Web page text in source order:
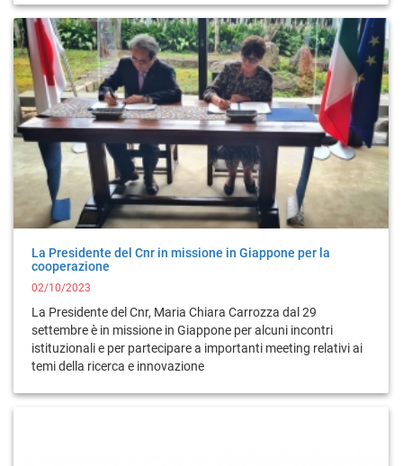
La Presidente del Cnr in missione in Giappone per la
cooperazione
02/10/2023
La Presidente del Cnr, Maria Chiara Carrozza dal 29
settembre è in missione in Giappone per alcuni incontri
istituzionali e per partecipare a importanti meeting relativi ai
temi della ricerca e innovazione